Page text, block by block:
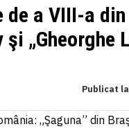
= 0.6668 RON
= 0.0860 RON
= 1.2223 RON
= 0.0513 RON
= 2.6097 RON
a VIII-a din
„Gheorghe
Publicat la